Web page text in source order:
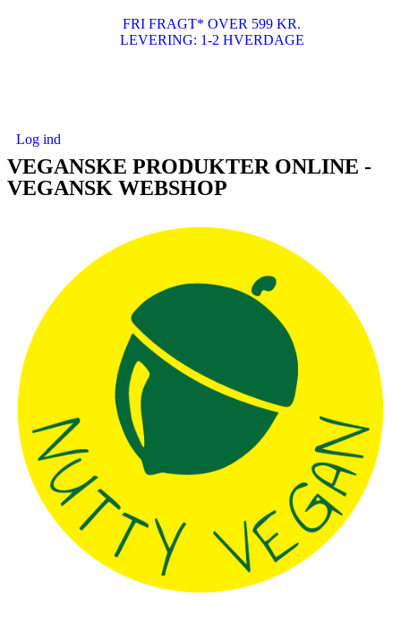
FRI FRAGT* OVER 599 KR.
LEVERING: 1-2 HVERDAGE
Log ind
VEGANSKE PRODUKTER ONLINE -
VEGANSK WEBSHOP